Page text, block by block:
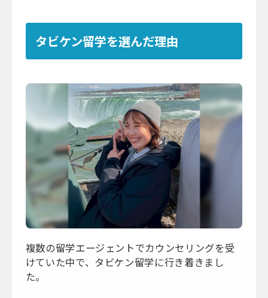
タビケン留学を選んだ理由
複数の留学エージェントでカウンセリングを受
けていた中で、タビケン留学に行き着きまし
た。